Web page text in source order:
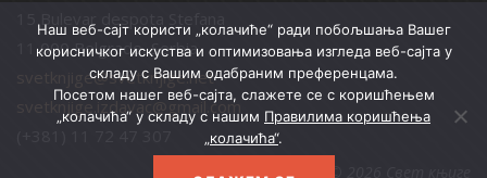
11 000 Belgrade, Serbia
svetknjige@svetknjige.net
svetknjige.izdavac@gmail.com
Наш веб-сајт користи „колачиће“ ради побољшања Вашег
корисничког искуства и оптимизовања изгледа веб-сајта у
складу с Вашим одабраним преференцама.
Посетом нашег веб-сајта, слажете се с коришћењем
„колачића“ у складу с нашим Правилима коришћења
„колачића“.